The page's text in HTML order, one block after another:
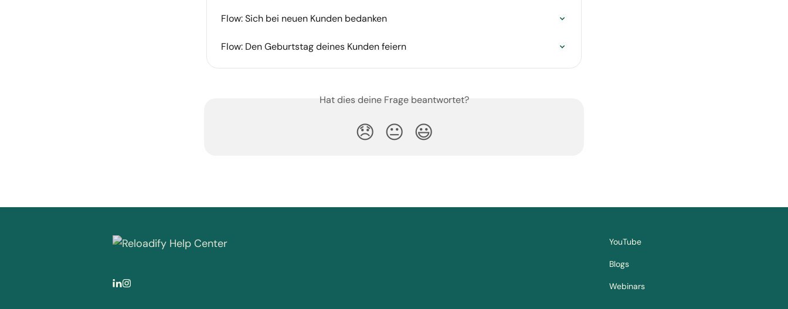
Flow: Sich bei neuen Kunden bedanken
Flow: Den Geburtstag deines Kunden feiern
Hat dies deine Frage beantwortet?
😞 😐 😃
YouTube
Blogs
Webinars